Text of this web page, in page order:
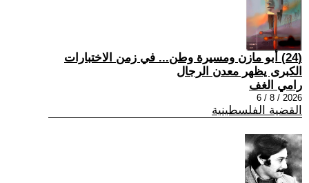
(24) أبو مازن ومسيرة وطن... في زمن الاختبارات
الكبرى يظهر معدن الرجال
رامي الغف
2026 / 8 / 6
القضية الفلسطينية